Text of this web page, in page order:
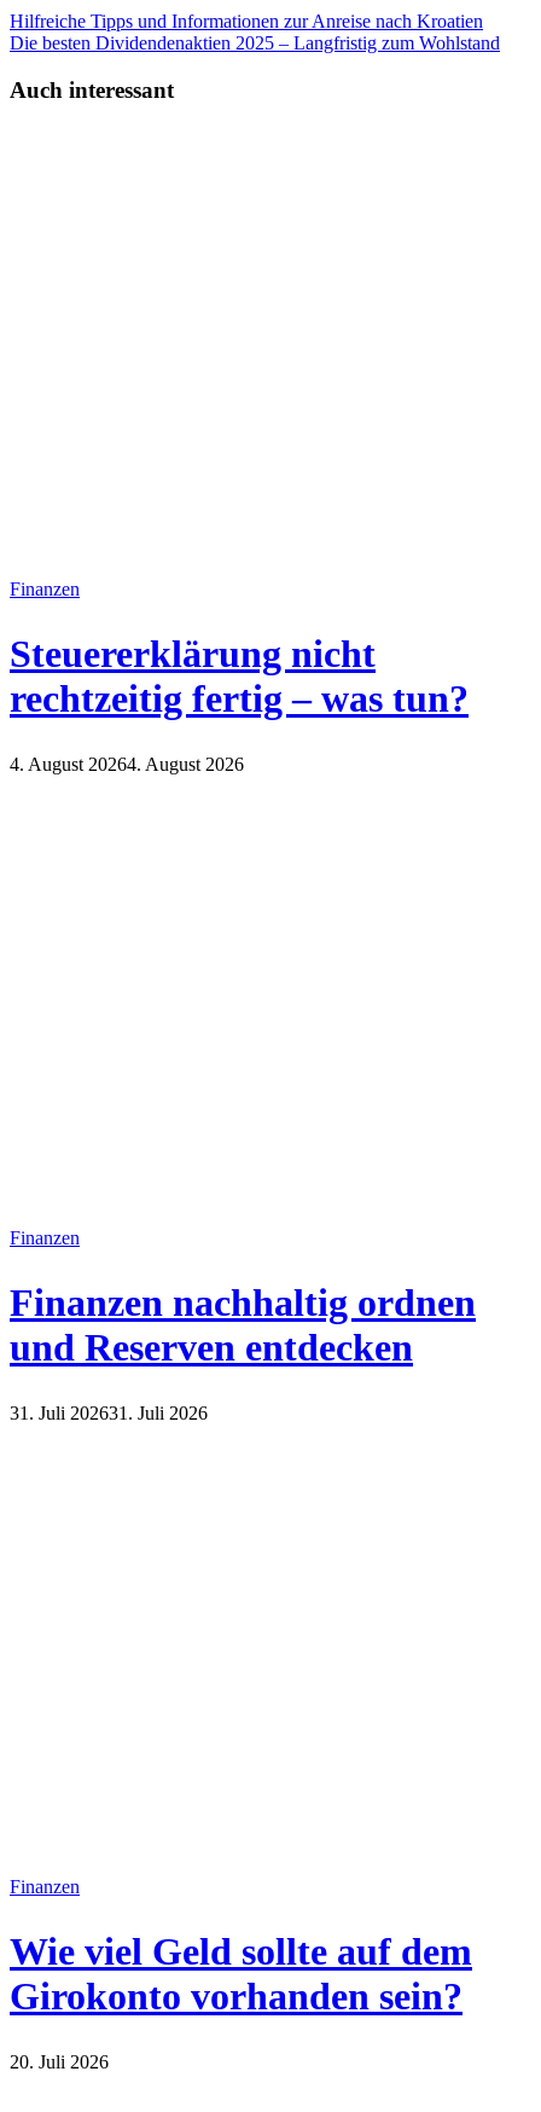
Hilfreiche Tipps und Informationen zur Anreise nach Kroatien
Die besten Dividendenaktien 2025 – Langfristig zum Wohlstand
Auch interessant
Finanzen
Steuererklärung nicht
rechtzeitig fertig – was tun?
4. August 20264. August 2026
Finanzen
Finanzen nachhaltig ordnen
und Reserven entdecken
31. Juli 202631. Juli 2026
Finanzen
Wie viel Geld sollte auf dem
Girokonto vorhanden sein?
20. Juli 2026